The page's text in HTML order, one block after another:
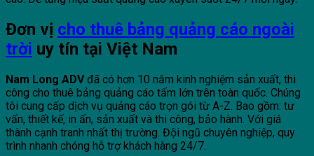
Đơn vị cho thuê bảng quảng cáo ngoài
trời uy tín tại Việt Nam
Nam Long ADVđã có hơn 10 năm kinh nghiệm sản xuất, thi
công cho thuê bảng quảng cáo tấm lớn trên toàn quốc. Chúng
tôi cung cấp dịch vụ quảng cáo trọn gói từ A-Z. Bao gồm: tư
vấn, thiết kế, in ấn, sản xuất và thi công, bảo hành. Với giá
thành cạnh tranh nhất thị trường. Đội ngũ chuyên nghiệp, quy
trình nhanh chóng hỗ trợ khách hàng 24/7.